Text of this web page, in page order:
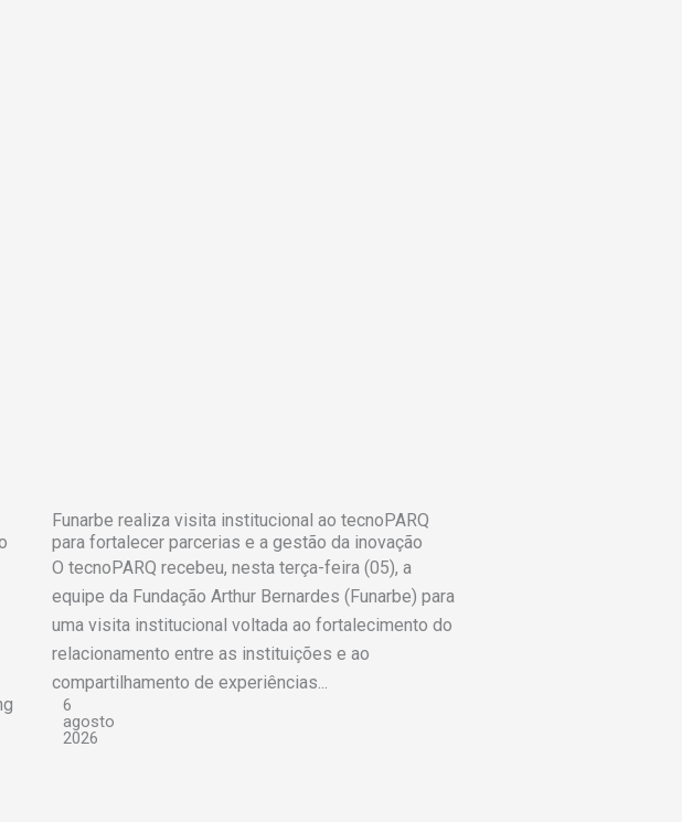
Funarbe realiza visita institucional ao tecnoPARQ
para fortalecer parcerias e a gestão da inovação
O tecnoPARQ recebeu, nesta terça-feira (05), a
equipe da Fundação Arthur Bernardes (Funarbe) para
uma visita institucional voltada ao fortalecimento do
relacionamento entre as instituições e ao
compartilhamento de experiências...
6
agosto
2026